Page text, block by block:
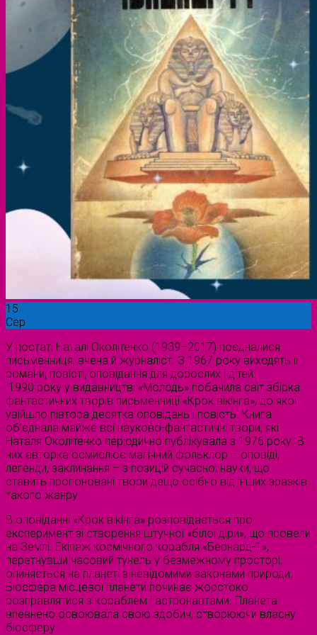
15
Сер
У постаті Наталі Околітенко (1939–2017) поєдналися
письменниця, вчена й журналіст. З 1967 року виходять її
романи, повісті, оповідання для дорослих і дітей.
1990 року у видавництві «Молодь» побачила світ збірка
фантастичних творів письменниці «Крок вікінга», до якої
увійшло півтора десятка оповідань і повість. Книга
об’єднала майже всі науково-фантастичні твори, які
Наталя Околітенко періодично публікувала з 1976 року. В
них авторка осмислює магічний фольклор – оповіді,
легенди, заклинання – з позицій сучасної науки, що
ставить пропоновані твори дещо осібно від інших зразків
такого жанру.
В оповіданні «Крок вікінга» розповідається про
експеримент зі створення штучної «білої діри», що провели
на Землі. Екіпаж космічного корабля «Бернард-1»,
перетнувши часовий тунель у безмежному просторі,
опиняється на планеті з невідомими законами природи.
Біосфера місцевої планети починає жорстоко
розправлятися з кораблем і астронавтами. Планета
впевнено освоювала свою здобич, створюючи власну
біосферу.